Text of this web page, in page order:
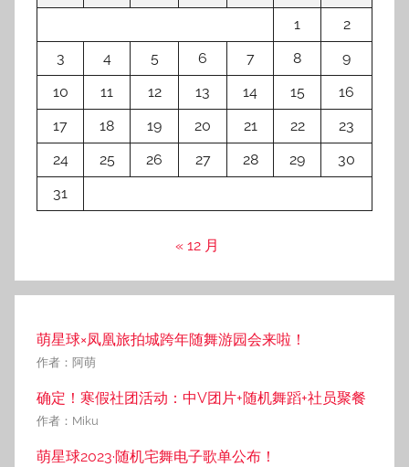
1
2
3
4 5 6 7 8
9
10
11 12 13 14 15
16
17
18 19 20 21 22
23
24
25 26 27 28 29
30
31
« 12 月
萌星球×凤凰旅拍城跨年随舞游园会来啦！
作者：阿萌
确定！寒假社团活动：中V团片+随机舞蹈+社员聚餐
作者：Miku
萌星球2023·随机宅舞电子歌单公布！